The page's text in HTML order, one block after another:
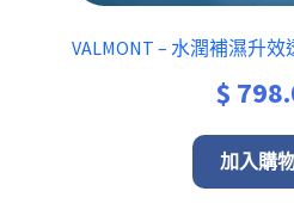
VALMONT – 水潤補濕升
$
加入購